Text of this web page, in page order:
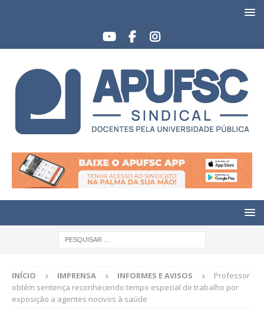
INÍCIO IMPRENSA INFORMES E AVISOS
Professor
obtém sentença reconhecendo tempo especial de trabalho por
exposição a agentes nocivos à saúde